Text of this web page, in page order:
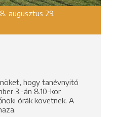
augusztus 29.
hogy tanévnyitó
3.-án 8.10-kor
órák követnek. A